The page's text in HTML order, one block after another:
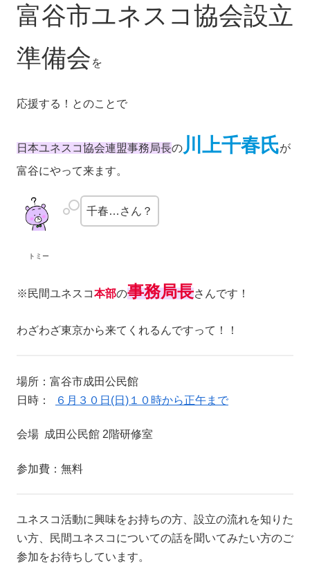
富谷市ユネスコ協会設立
準備会 を
応援する！とのことで
日本ユネスコ協会連盟事務局長の 川上千春氏が
富谷にやって来ます。
トミー
千春…さん？
※民間ユネスコ本部の事務局長さんです！
わざわざ東京から来てくれるんですって！！
場所：富谷市成田公民館
日時：
６月３０日(日)１０時から正午まで
会場 成田公民館 2階研修室
参加費：無料
ユネスコ活動に興味をお持ちの方、設立の流れを知りた
い方、民間ユネスコについての話を聞いてみたい方のご
参加をお待ちしています。